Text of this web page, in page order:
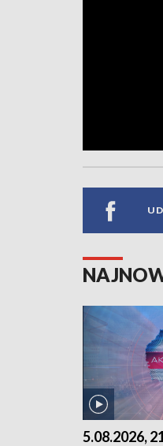
5.08.2026,